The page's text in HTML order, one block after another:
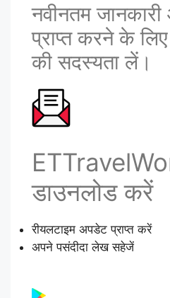
नवीनतम
प्राप्त करने के
की सदस्यता लें।
डाउनलोड करें
रीयलटाइम अपडेट प्राप्त करें
अपने पसंदीदा लेख सहेजें